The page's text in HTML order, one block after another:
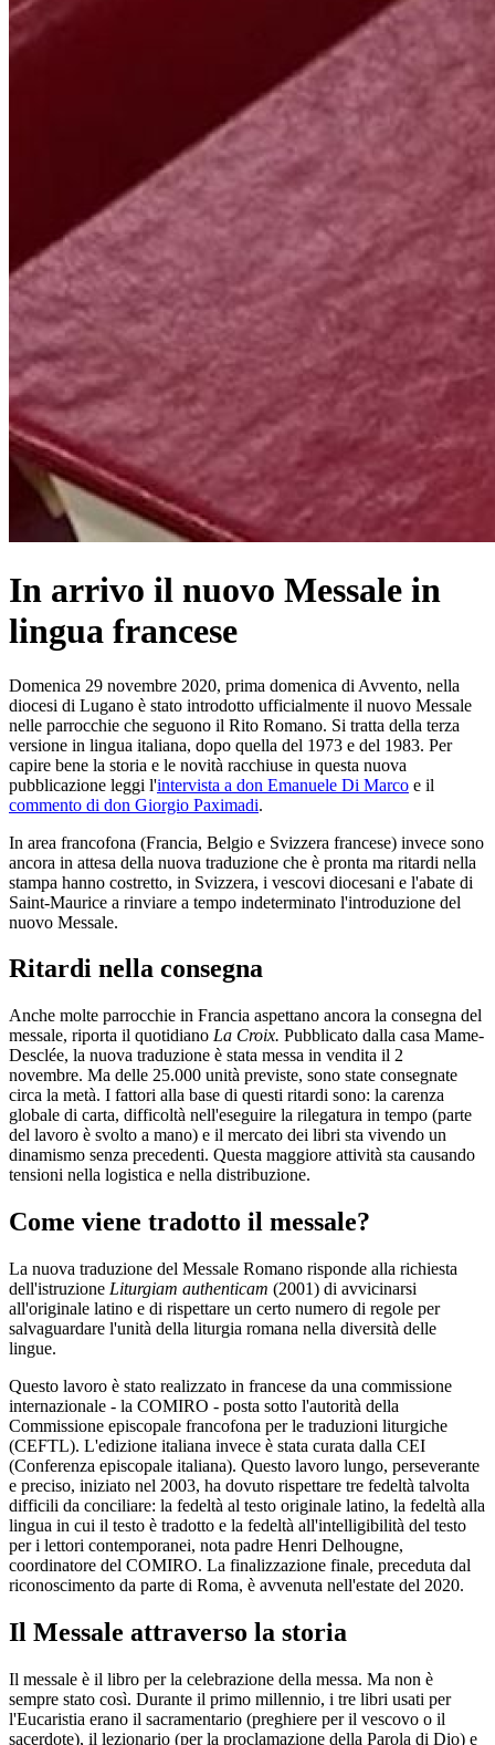
In arrivo il nuovo Messale in
lingua francese
Domenica 29 novembre 2020, prima domenica di Avvento, nella
diocesi di Lugano è stato introdotto ufficialmente il nuovo Messale
nelle parrocchie che seguono il Rito Romano. Si tratta della terza
versione in lingua italiana, dopo quella del 1973 e del 1983. Per
capire bene la storia e le novità racchiuse in questa nuova
pubblicazione leggi l'intervista a don Emanuele Di Marco e il
commento di don Giorgio Paximadi.
In area francofona (Francia, Belgio e Svizzera francese) invece sono
ancora in attesa della nuova traduzione che è pronta ma ritardi nella
stampa hanno costretto, in Svizzera, i vescovi diocesani e l'abate di
Saint-Maurice a rinviare a tempo indeterminato l'introduzione del
nuovo Messale.
Ritardi nella consegna
Anche molte parrocchie in Francia aspettano ancora la consegna del
messale, riporta il quotidiano La Croix. Pubblicato dalla casa Mame-
Desclée, la nuova traduzione è stata messa in vendita il 2
novembre. Ma delle 25.000 unità previste, sono state consegnate
circa la metà. I fattori alla base di questi ritardi sono: la carenza
globale di carta, difficoltà nell'eseguire la rilegatura in tempo (parte
del lavoro è svolto a mano) e il mercato dei libri sta vivendo un
dinamismo senza precedenti. Questa maggiore attività sta causando
tensioni nella logistica e nella distribuzione.
Come viene tradotto il messale?
La nuova traduzione del Messale Romano risponde alla richiesta
dell'istruzione Liturgiam authenticam (2001) di avvicinarsi
all'originale latino e di rispettare un certo numero di regole per
salvaguardare l'unità della liturgia romana nella diversità delle
lingue.
Questo lavoro è stato realizzato in francese da una commissione
internazionale - la COMIRO - posta sotto l'autorità della
Commissione episcopale francofona per le traduzioni liturgiche
(CEFTL). L'edizione italiana invece è stata curata dalla CEI
(Conferenza episcopale italiana). Questo lavoro lungo, perseverante
e preciso, iniziato nel 2003, ha dovuto rispettare tre fedeltà talvolta
difficili da conciliare: la fedeltà al testo originale latino, la fedeltà alla
lingua in cui il testo è tradotto e la fedeltà all'intelligibilità del testo
per i lettori contemporanei, nota padre Henri Delhougne,
coordinatore del COMIRO. La finalizzazione finale, preceduta dal
riconoscimento da parte di Roma, è avvenuta nell'estate del 2020.
Il Messale attraverso la storia
Il messale è il libro per la celebrazione della messa. Ma non è
sempre stato così. Durante il primo millennio, i tre libri usati per
l'Eucaristia erano il sacramentario (preghiere per il vescovo o il
sacerdote), il lezionario (per la proclamazione della Parola di Dio) e